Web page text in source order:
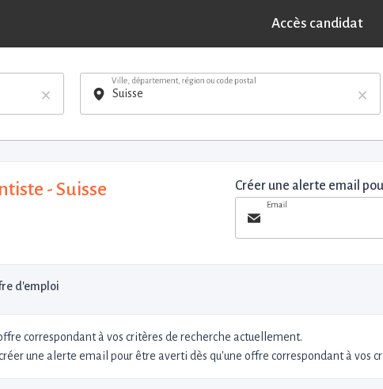
Accès candidat
× ×
Ville, département, région ou code postal
- Suisse Créer une alerte email
Email
d'emploi
correspondant à vos critères de recherche actuellement.
une alerte email pour être averti dès qu'une offre correspondant à vos